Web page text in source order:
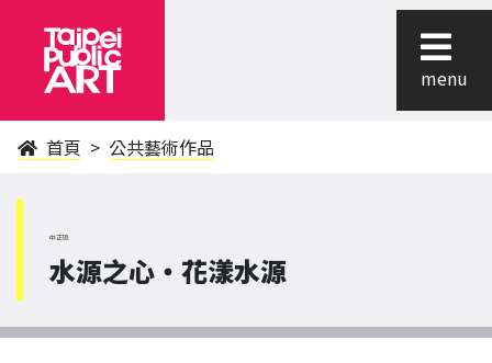
menu
首頁 公共藝術作品
中正區
水源之心‧花漾水源